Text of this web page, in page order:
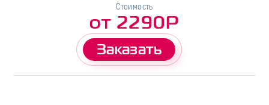
Стоимость
от 2290Р
Заказать